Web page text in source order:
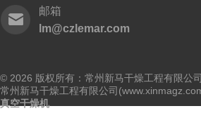
邮箱
lm@czlemar.com
© 2026 版权所有：常州新马干燥工程有限公
常州新马干燥工程有限公司
真空干燥机